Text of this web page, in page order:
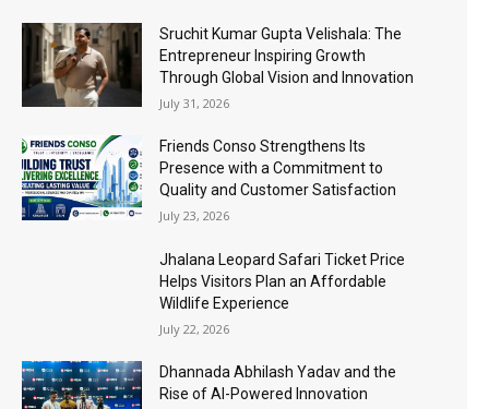
Sruchit Kumar Gupta Velishala: The
Entrepreneur Inspiring Growth
Through Global Vision and Innovation
July 31, 2026
Friends Conso Strengthens Its
Presence with a Commitment to
Quality and Customer Satisfaction
July 23, 2026
Jhalana Leopard Safari Ticket Price
Helps Visitors Plan an Affordable
Wildlife Experience
July 22, 2026
Dhannada Abhilash Yadav and the
Rise of AI-Powered Innovation